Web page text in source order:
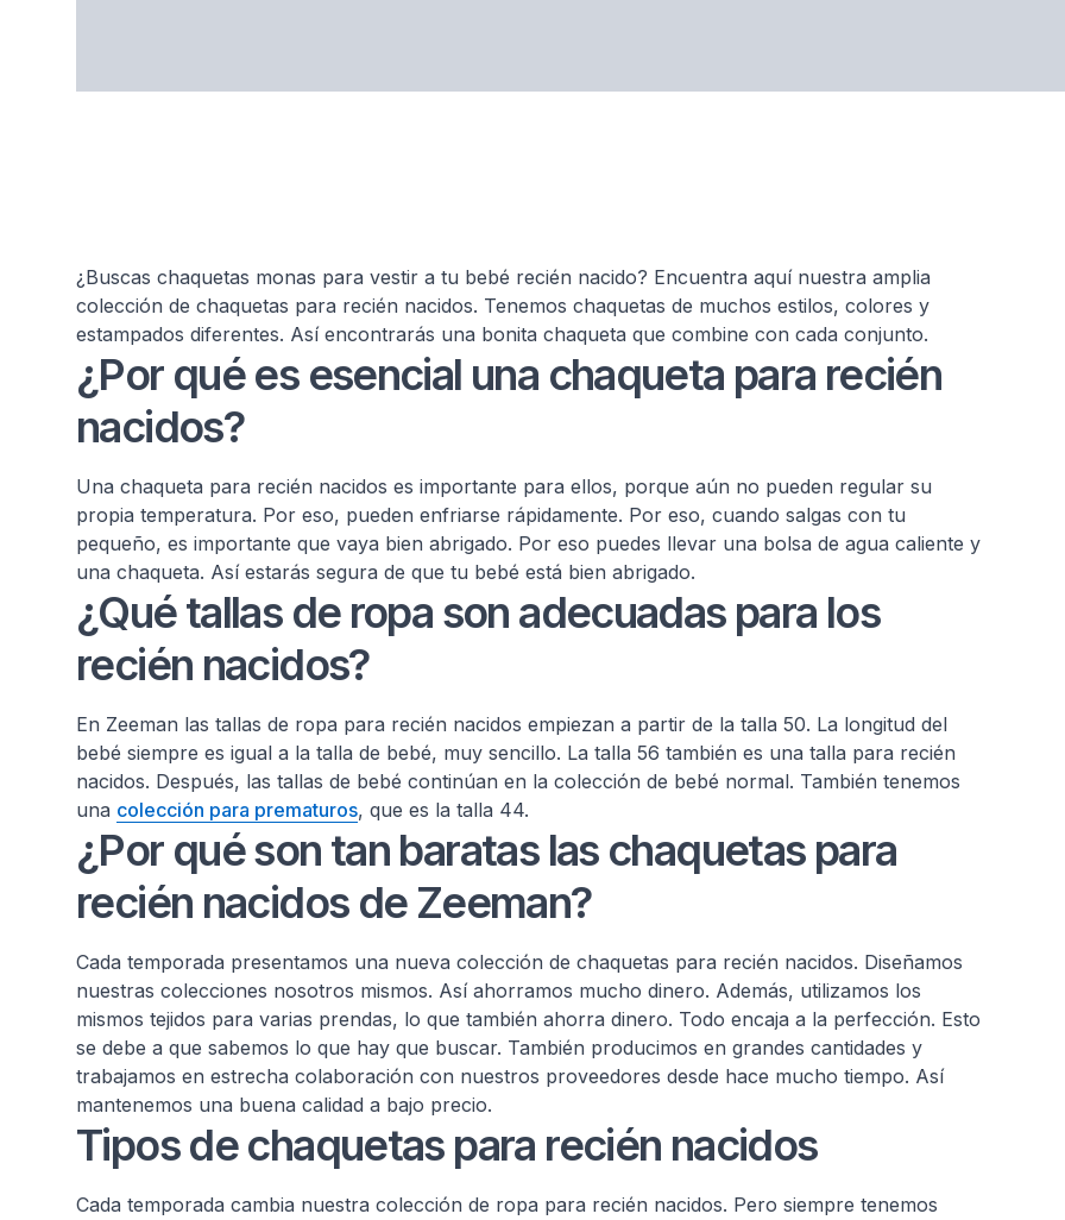
¿Buscas chaquetas monas para vestir a tu bebé recién nacido? Encuentra aquí nuestra amplia
colección de chaquetas para recién nacidos. Tenemos chaquetas de muchos estilos, colores y
estampados diferentes. Así encontrarás una bonita chaqueta que combine con cada conjunto.
¿Por qué es esencial una chaqueta para recién
nacidos?
Una chaqueta para recién nacidos es importante para ellos, porque aún no pueden regular su
propia temperatura. Por eso, pueden enfriarse rápidamente. Por eso, cuando salgas con tu
pequeño, es importante que vaya bien abrigado. Por eso puedes llevar una bolsa de agua caliente y
una chaqueta. Así estarás segura de que tu bebé está bien abrigado.
¿Qué tallas de ropa son adecuadas para los
recién nacidos?
En Zeeman las tallas de ropa para recién nacidos empiezan a partir de la talla 50. La longitud del
bebé siempre es igual a la talla de bebé, muy sencillo. La talla 56 también es una talla para recién
nacidos. Después, las tallas de bebé continúan en la colección de bebé normal. También tenemos
una colección para prematuros, que es la talla 44.
¿Por qué son tan baratas las chaquetas para
recién nacidos de Zeeman?
Cada temporada presentamos una nueva colección de chaquetas para recién nacidos. Diseñamos
nuestras colecciones nosotros mismos. Así ahorramos mucho dinero. Además, utilizamos los
mismos tejidos para varias prendas, lo que también ahorra dinero. Todo encaja a la perfección. Esto
se debe a que sabemos lo que hay que buscar. También producimos en grandes cantidades y
trabajamos en estrecha colaboración con nuestros proveedores desde hace mucho tiempo. Así
mantenemos una buena calidad a bajo precio.
Tipos de chaquetas para recién nacidos
Cada temporada cambia nuestra colección de ropa para recién nacidos. Pero siempre tenemos